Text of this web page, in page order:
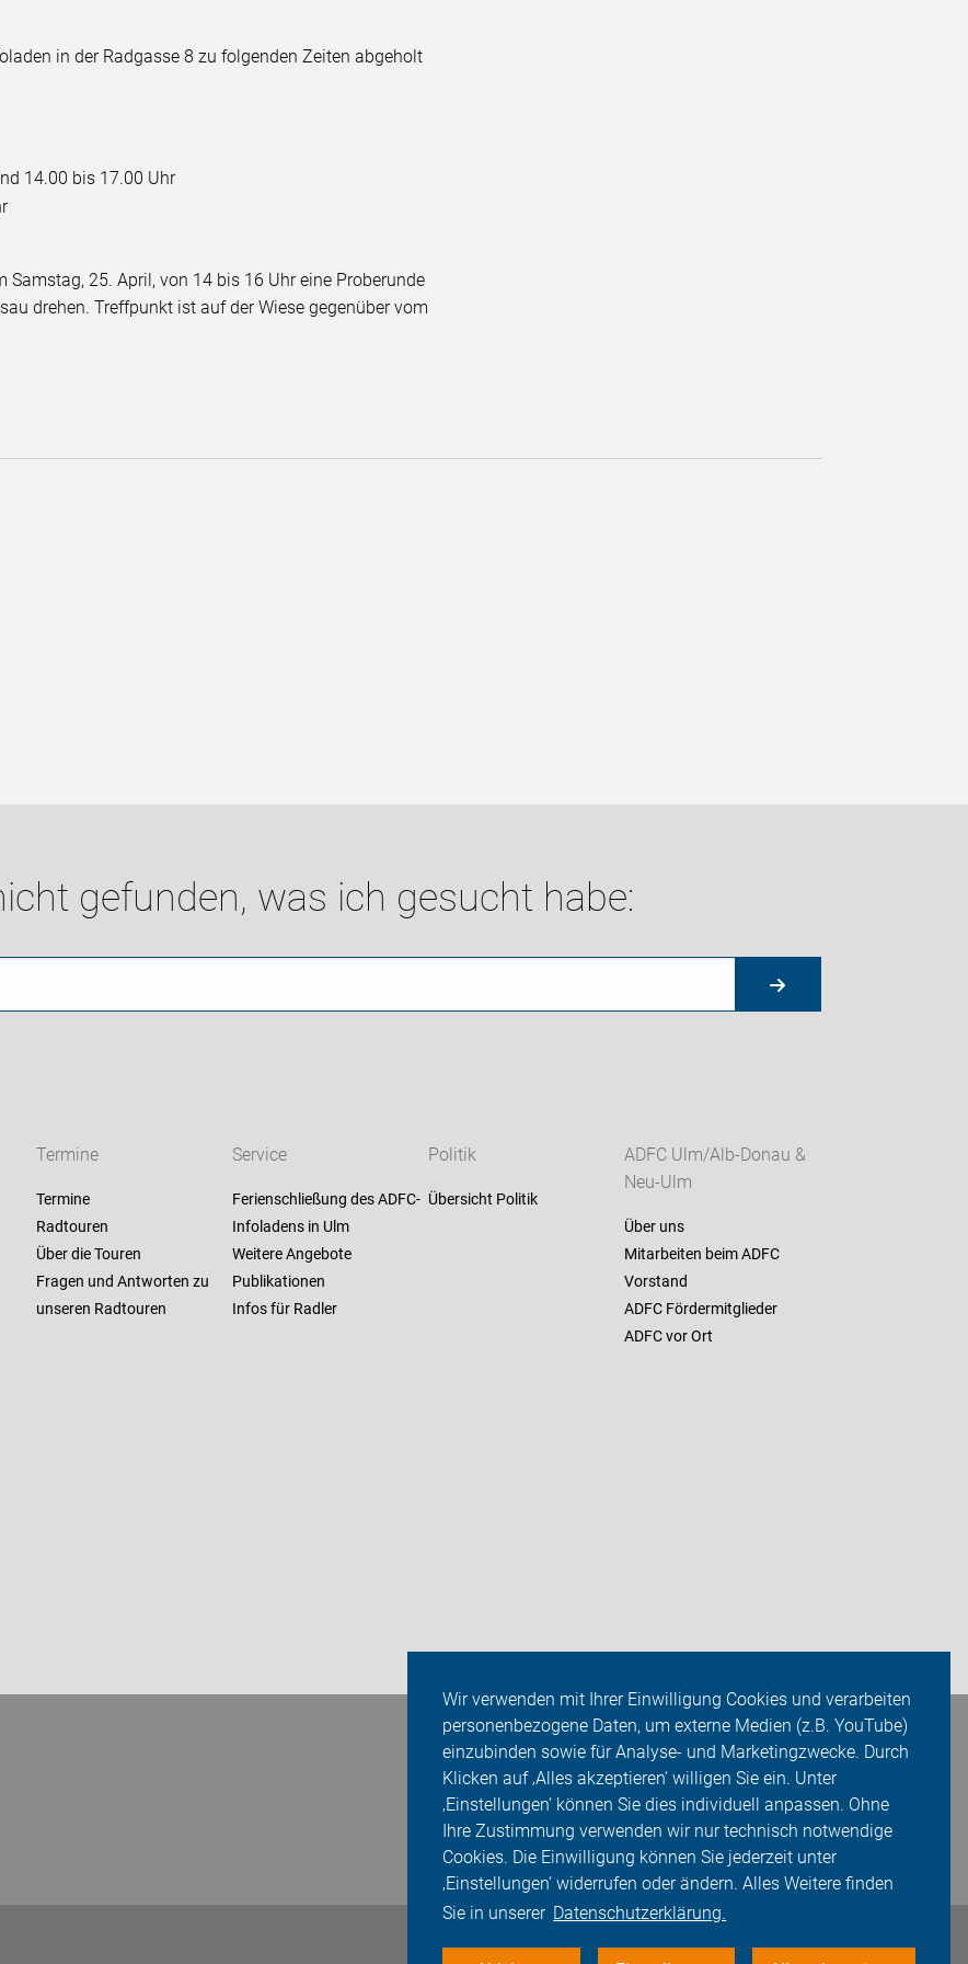
Wir verwenden mit Ihrer Einwilligung Cookies und verarbeiten
personenbezogene Daten, um externe Medien (z.B. YouTube)
einzubinden sowie für Analyse- und Marketingzwecke. Durch
Klicken auf ‚Alles akzeptieren‘ willigen Sie ein. Unter
‚Einstellungen‘ können Sie dies individuell anpassen. Ohne
Ihre Zustimmung verwenden wir nur technisch notwendige
Cookies. Die Einwilligung können Sie jederzeit unter
‚Einstellungen‘ widerrufen oder ändern. Alles Weitere finden
Sie in unserer Datenschutzerklärung.
in der Radgasse 8 zu folgenden Zeiten abgeholt
14.00 bis 17.00 Uhr
25. April, von 14 bis 16 Uhr eine Proberunde
drehen. Treffpunkt ist auf der Wiese gegenüber vom
gefunden, was ich gesucht habe:
Termine
Termine
Radtouren
Über die Touren
Fragen und Antworten zu
unseren Radtouren
Service
Ferienschließung des ADFC-
Infoladens in Ulm
Weitere Angebote
Publikationen
Infos für Radler
Politik
Übersicht Politik
ADFC Ulm/Alb-Donau &
Neu-Ulm
Über uns
Mitarbeiten beim ADFC
Vorstand
ADFC Fördermitglieder
ADFC vor Ort